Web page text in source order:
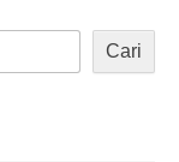
Cari